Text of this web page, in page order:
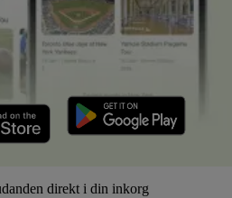
direkt i din inkorg